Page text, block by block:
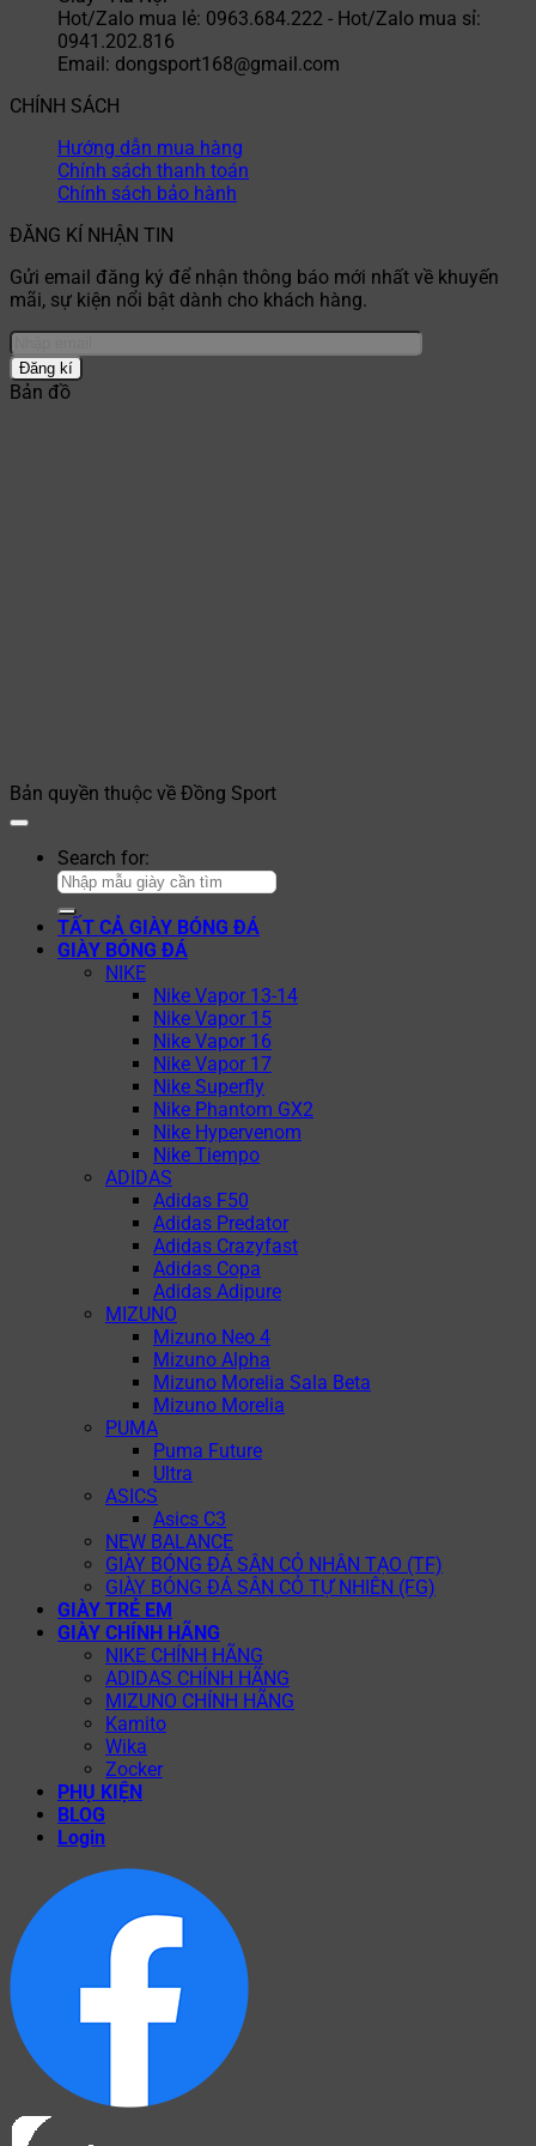
Hot/Zalo mua lẻ: 0963.684.222 - Hot/Zalo mua sỉ:
0941.202.816
Email: dongsport168@gmail.com
CHÍNH SÁCH
Hướng dẫn mua hàng
Chính sách thanh toán
Chính sách bảo hành
ĐĂNG KÍ NHẬN TIN
Gửi email đăng ký để nhận thông báo mới nhất về khuyến
mãi, sự kiện nổi bật dành cho khách hàng.
Bản đồ
Bản quyền thuộc về Đồng Sport
Search for:
TẤT CẢ GIÀY BÓNG ĐÁ
GIÀY BÓNG ĐÁ
NIKE
Nike Vapor 13-14
Nike Vapor 15
Nike Vapor 16
Nike Vapor 17
Nike Superfly
Nike Phantom GX2
Nike Hypervenom
Nike Tiempo
ADIDAS
Adidas F50
Adidas Predator
Adidas Crazyfast
Adidas Copa
Adidas Adipure
MIZUNO
Mizuno Neo 4
Mizuno Alpha
Mizuno Morelia Sala Beta
Mizuno Morelia
PUMA
Puma Future
Ultra
ASICS
Asics C3
NEW BALANCE
GIÀY BÓNG ĐÁ SÂN CỎ NHÂN TẠO (TF)
GIÀY BÓNG ĐÁ SÂN CỎ TỰ NHIÊN (FG)
GIÀY TRẺ EM
GIÀY CHÍNH HÃNG
NIKE CHÍNH HÃNG
ADIDAS CHÍNH HÃNG
MIZUNO CHÍNH HÃNG
Kamito
Wika
Zocker
PHỤ KIỆN
BLOG
Login